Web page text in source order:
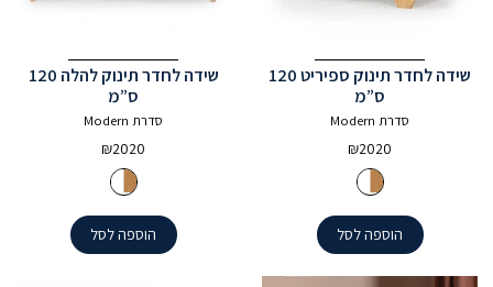
שידה לחדר תינוק ספיריט 120
ס”מ
סדרת Modern
₪2020
הוספה לסל
שידה לחדר תינוק להלה 120
ס”מ
סדרת Modern
₪2020
הוספה לסל